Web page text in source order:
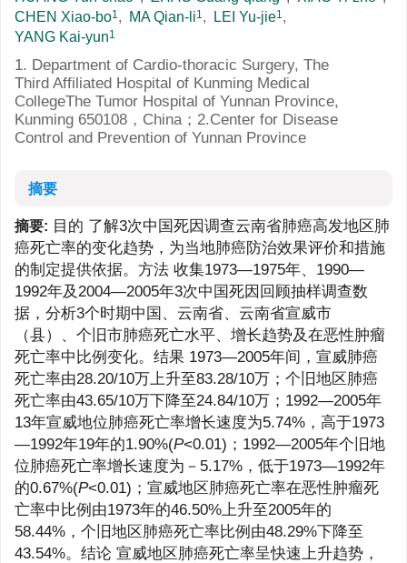
CHEN Xiao-bo1, MA Qian-li1, LEI Yu-jie1,
YANG Kai-yun1
1. Department of Cardio-thoracic Surgery, The
Third Affiliated Hospital of Kunming Medical
CollegeThe Tumor Hospital of Yunnan Province,
Kunming 650108，China；2.Center for Disease
Control and Prevention of Yunnan Province
摘要
摘要: 目的 了解3次中国死因调查云南省肺癌高发地区肺
癌死亡率的变化趋势，为当地肺癌防治效果评价和措施
的制定提供依据。方法 收集1973—1975年、1990—
1992年及2004—2005年3次中国死因回顾抽样调查数
据，分析3个时期中国、云南省、云南省宣威市
（县）、个旧市肺癌死亡水平、增长趋势及在恶性肿瘤
死亡率中比例变化。结果 1973—2005年间，宣威肺癌
死亡率由28.20/10万上升至83.28/10万；个旧地区肺癌
死亡率由43.65/10万下降至24.84/10万；1992—2005年
13年宣威地位肺癌死亡率增长速度为5.74%，高于1973
—1992年19年的1.90%(P<0.01)；1992—2005年个旧地
位肺癌死亡率增长速度为－5.17%，低于1973—1992年
的0.67%(P<0.01)；宣威地区肺癌死亡率在恶性肿瘤死
亡率中比例由1973年的46.50%上升至2005年的
58.44%，个旧地区肺癌死亡率比例由48.29%下降至
43.54%。结论 宣威地区肺癌死亡率呈快速上升趋势，